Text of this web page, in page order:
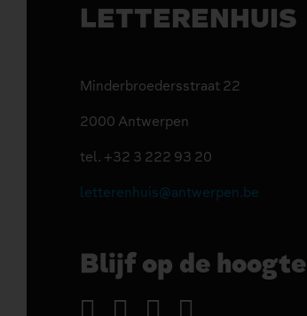
LETTERENHUIS
Minderbroedersstraat 22
2000 Antwerpen
tel. +32 3 222 93 20
letterenhuis@antwerpen.be
Blijf op de hoogte